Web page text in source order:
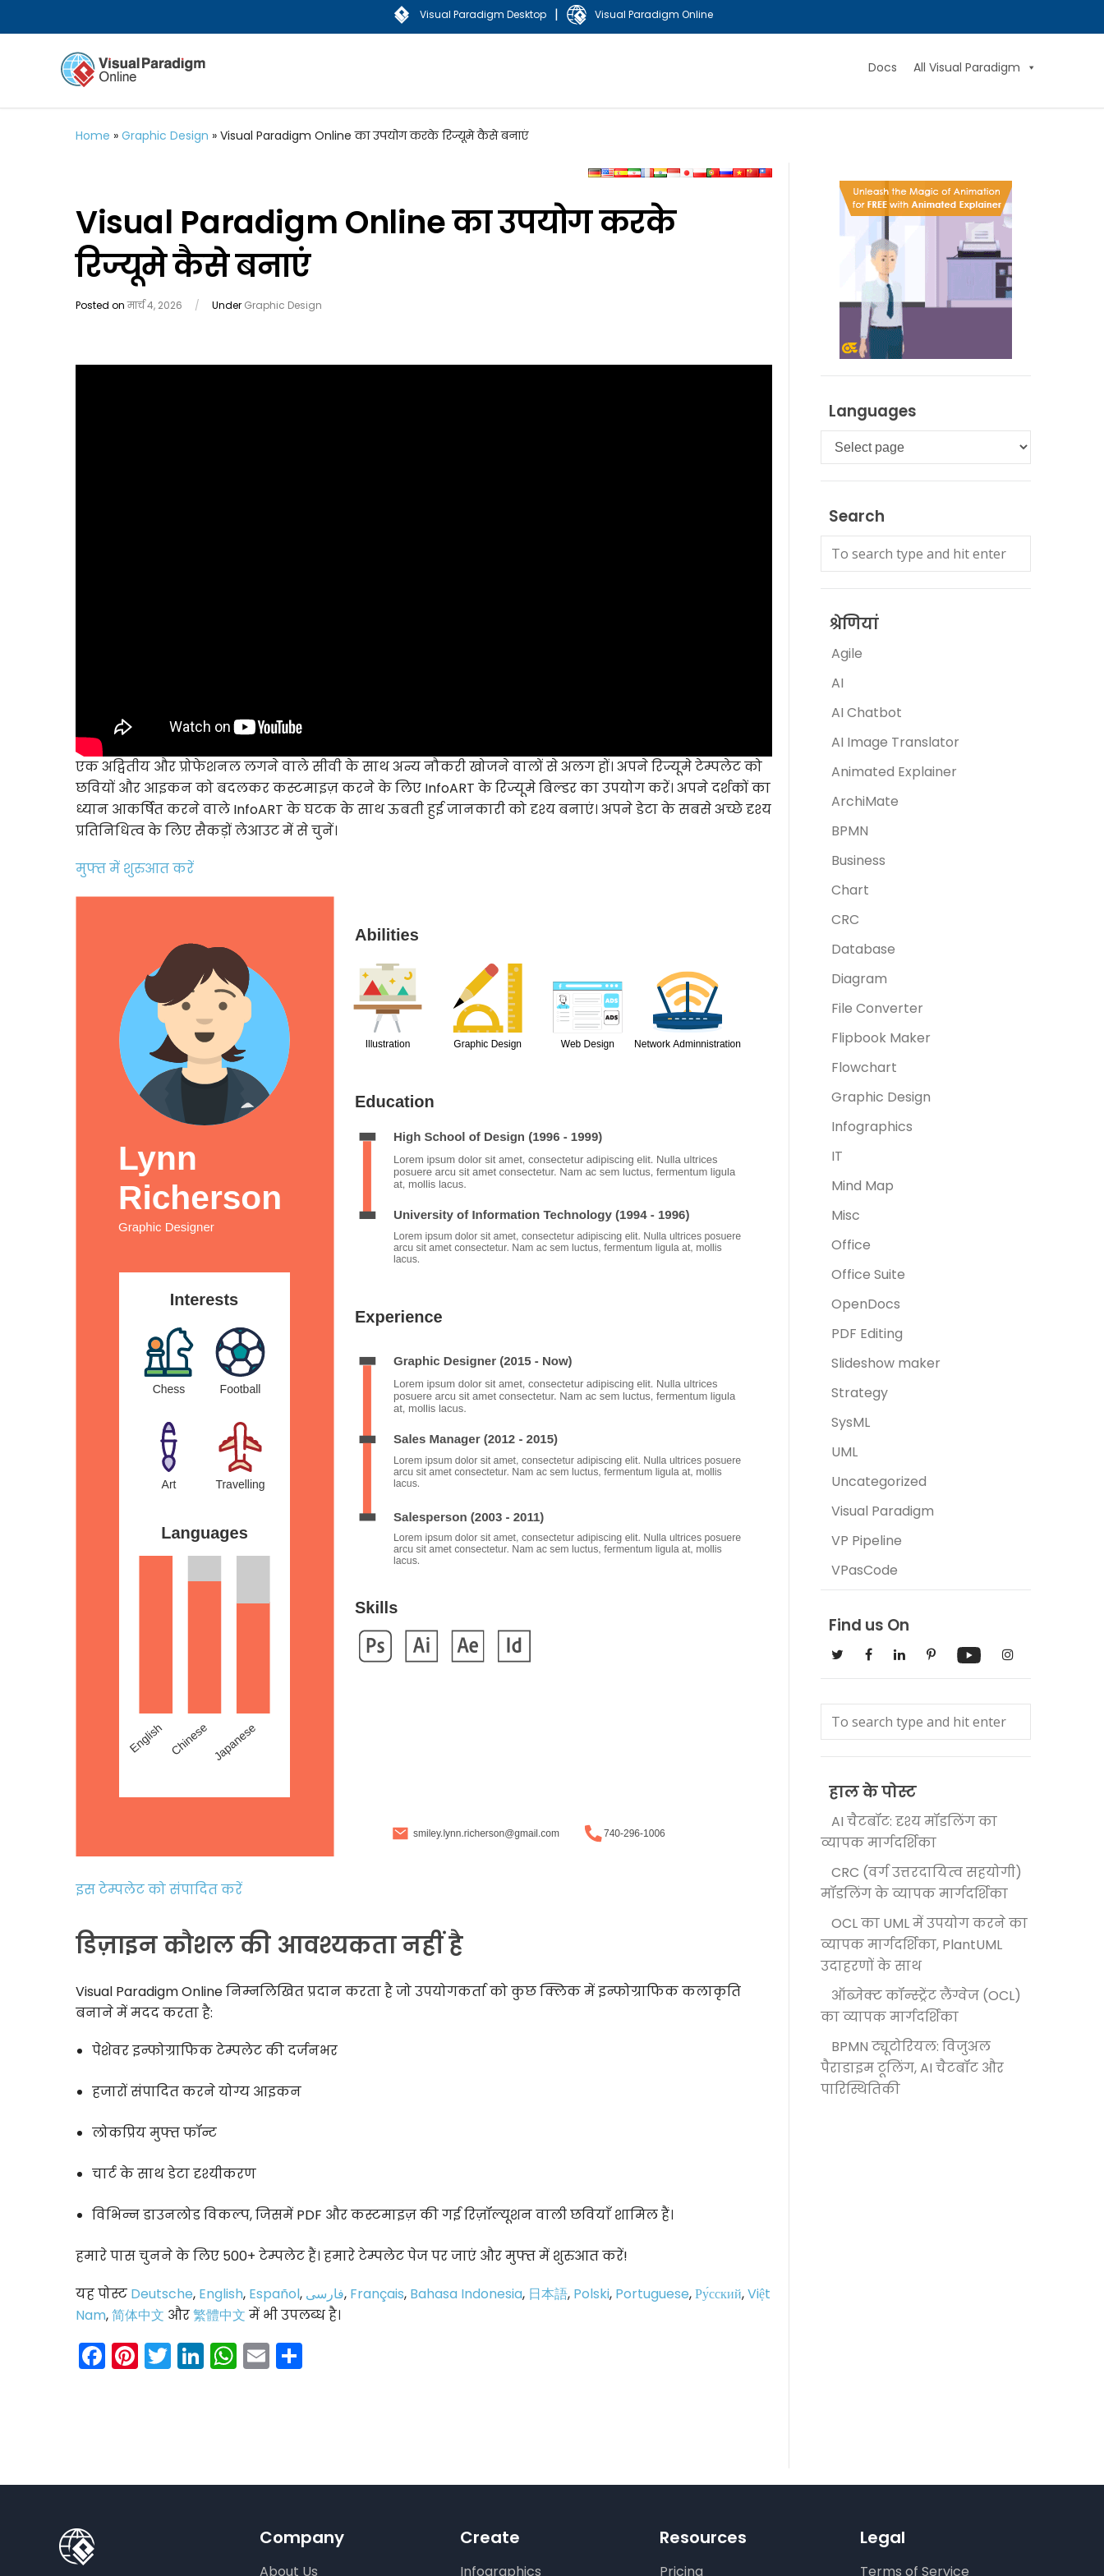
Visual Paradigm Desktop | Visual Paradigm Online
Docs All Visual Paradigm
Home » Graphic Design » Visual Paradigm Online का उपयोग करके रिज्यूमे कैसे बनाएं
Visual Paradigm Online का उपयोग करके
रिज्यूमे कैसे बनाएं
Posted onमार्च 4, 2026 / Under Graphic Design
एक अद्वितीय और प्रोफेशनल लगने वाले सीवी के साथ अन्य नौकरी खोजने वालों से अलग हों। अपने रिज्यूमे टेम्पलेट को
छवियों और आइकन को बदलकर कस्टमाइज़ करने के लिए InfoART के रिज्यूमे बिल्डर का उपयोग करें। अपने दर्शकों का
ध्यान आकर्षित करने वाले InfoART के घटक के साथ ऊबती हुई जानकारी को दृश्य बनाएं। अपने डेटा के सबसे अच्छे दृश्य
प्रतिनिधित्व के लिए सैकड़ों लेआउट में से चुनें।
मुफ्त में शुरुआत करें
इस टेम्पलेट को संपादित करें
डिज़ाइन कौशल की आवश्यकता नहीं है
Visual Paradigm Online निम्नलिखित प्रदान करता है जो उपयोगकर्ता को कुछ क्लिक में इन्फोग्राफिक कलाकृति
बनाने में मदद करता है:
पेशेवर इन्फोग्राफिक टेम्पलेट की दर्जनभर
हजारों संपादित करने योग्य आइकन
लोकप्रिय मुफ्त फॉन्ट
चार्ट के साथ डेटा दृश्यीकरण
विभिन्न डाउनलोड विकल्प, जिसमें PDF और कस्टमाइज़ की गई रिज़ॉल्यूशन वाली छवियाँ शामिल हैं।
हमारे पास चुनने के लिए 500+ टेम्पलेट हैं। हमारे टेम्पलेट पेज पर जाएं और मुफ्त में शुरुआत करें!
यह पोस्ट Deutsche, English, Español, فارسی, Français, Bahasa Indonesia, 日本語, Polski, Portuguese,Ру́сский,Việt
Nam,简体中文 और繁體中文 में भी उपलब्ध है।
Facebook
Pinterest
Twitter
LinkedIn
WhatsApp
Email
Languages
Languages
Search
श्रेणियां
Agile
AI
AI Chatbot
AI Image Translator
Animated Explainer
ArchiMate
BPMN
Business
Chart
CRC
Database
Diagram
File Converter
Flipbook Maker
Flowchart
Graphic Design
Infographics
IT
Mind Map
Misc
Office
Office Suite
OpenDocs
PDF Editing
Slideshow maker
Strategy
SysML
UML
Uncategorized
Visual Paradigm
VP Pipeline
VPasCode
Find us On
हाल के पोस्ट
AI चैटबॉट: दृश्य मॉडलिंग का
व्यापक मार्गदर्शिका
CRC (वर्ग उत्तरदायित्व सहयोगी)
मॉडलिंग के व्यापक मार्गदर्शिका
OCL का UML में उपयोग करने का
व्यापक मार्गदर्शिका, PlantUML
उदाहरणों के साथ
ऑब्जेक्ट कॉन्स्ट्रेंट लैंग्वेज (OCL)
का व्यापक मार्गदर्शिका
BPMN ट्यूटोरियल: विजुअल
पैराडाइम टूलिंग, AI चैटबॉट और
पारिस्थितिकी
Company
About Us
Create
Infographics
Resources
Pricing
Legal
Terms of Service